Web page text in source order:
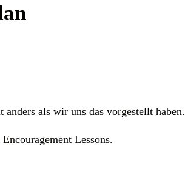
als wir uns das vorgestellt haben.
Lessons.